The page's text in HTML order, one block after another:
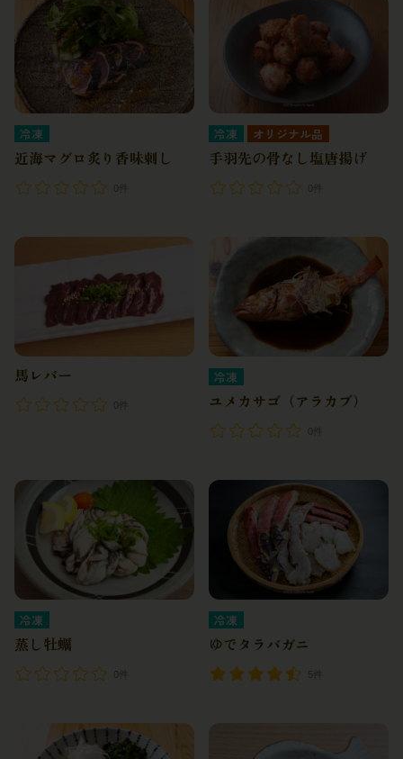
冷凍
近海マグロ炙り香味刺し
冷凍 オリジナル品
手羽先の骨なし塩唐揚げ
馬レバー 冷凍
ユメカサゴ（アラカブ）
冷凍
蒸し牡蠣
冷凍
ゆでタラバガニ
5件